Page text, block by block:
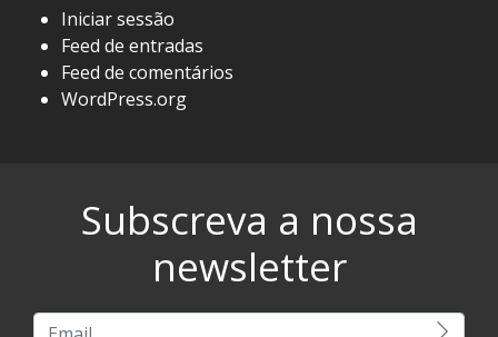
Iniciar sessão
Feed de entradas
Feed de comentários
WordPress.org
Subscreva a nossa
newsletter